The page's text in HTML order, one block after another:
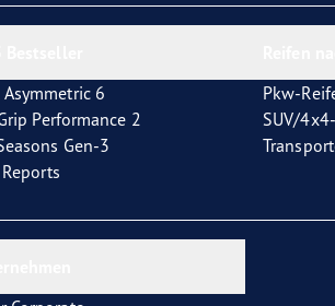
Asymmetric 6
Performance 2
Gen-3
Pkw-
SUV/